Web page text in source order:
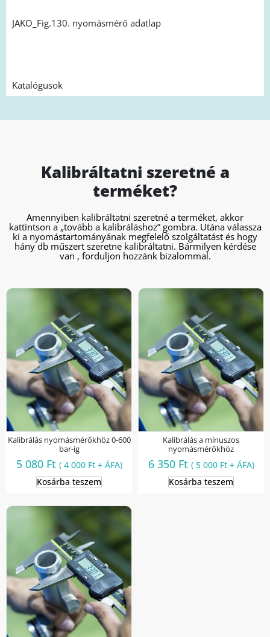
JAKO_Fig.130. nyomásmérő adatlap
Katalógusok
Kalibráltatni szeretné a
terméket?
Amennyiben kalibráltatni szeretné a terméket, akkor
kattintson a „tovább a kalibráláshoz” gombra. Utána válassza
ki a nyomástartományának megfelelő szolgáltatást és hogy
hány db műszert szeretne kalibráltatni. Bármilyen kérdése
van , forduljon hozzánk bizalommal.
Kalibrálás nyomásmérőkhöz 0-600
bar-ig
5 080 Ft ( 4 000 Ft+ ÁFA)
Kosárba teszem
Kalibrálás a mínuszos
nyomásmérőkhöz
6 350 Ft ( 5 000 Ft+ ÁFA)
Kosárba teszem